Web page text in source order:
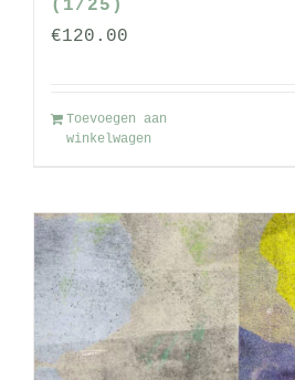
(1/25)
€120.00
Toevoegen aan
winkelwagen